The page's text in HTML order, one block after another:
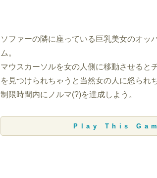
ソファーの隣に座っている巨乳美女のオッ
ム。
マウスカーソルを女の人側に移動させると
を見つけられちゃうと当然女の人に怒られ
制限時間内にノルマ(?)を達成しよう。
Play This